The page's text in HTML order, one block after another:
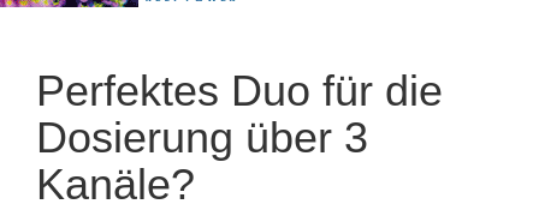
Perfektes Duo für die
Dosierung über 3
Kanäle?